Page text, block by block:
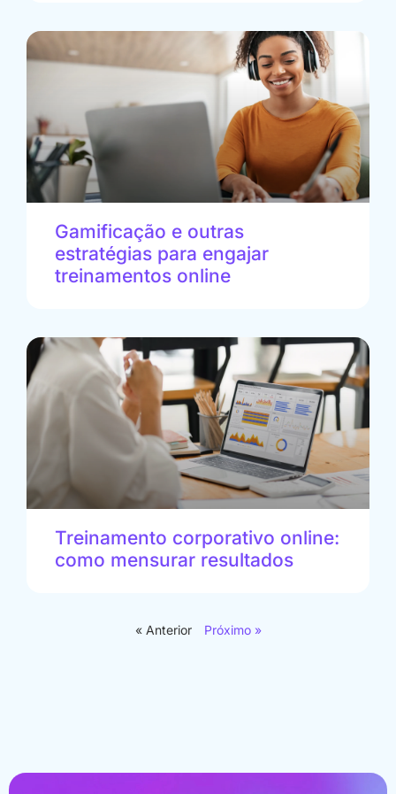
Gamificação e outras
estratégias para engajar
treinamentos online
Treinamento corporativo online:
como mensurar resultados
« Anterior Próximo »